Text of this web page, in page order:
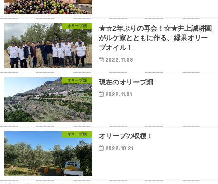
オリーブ畑
★☆2年ぶりの再会！☆★井上誠耕園
がルケ家とともに作る、緑果オリー
ブオイル！
2022.11.08
オリーブ畑 現在のオリーブ畑
2022.11.01
オリーブ畑 オリーブの収穫！
2022.10.21